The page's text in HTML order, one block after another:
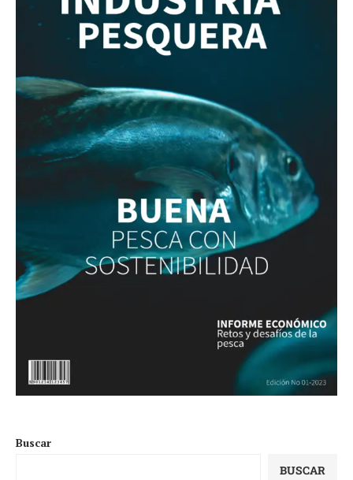
Buscar
BUSCAR